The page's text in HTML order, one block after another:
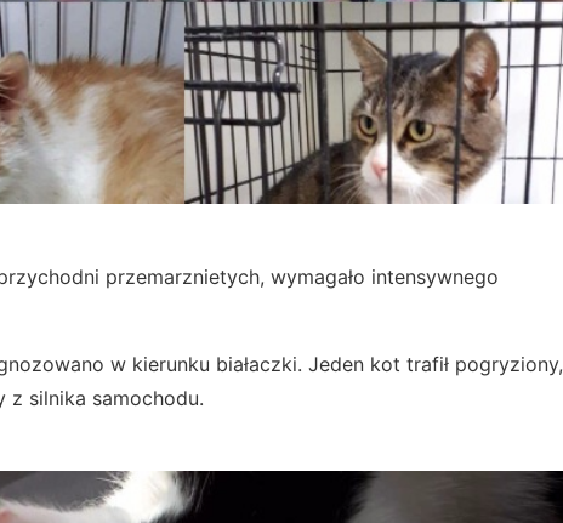
przemarznietych, wymagało intensywnego
w kierunku białaczki. Jeden kot trafił pogryziony,
z silnika samochodu.